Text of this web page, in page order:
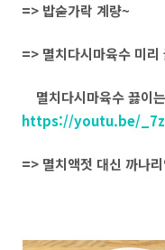
=> 밥숟가락 계량~
=> 멸치다시마육수 미리
멸치다시마육수 끓이
https://youtu.be/
=> 멸치액젓 대신 까나